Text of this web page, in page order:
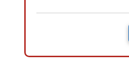
尺寸」，配備全面升級！